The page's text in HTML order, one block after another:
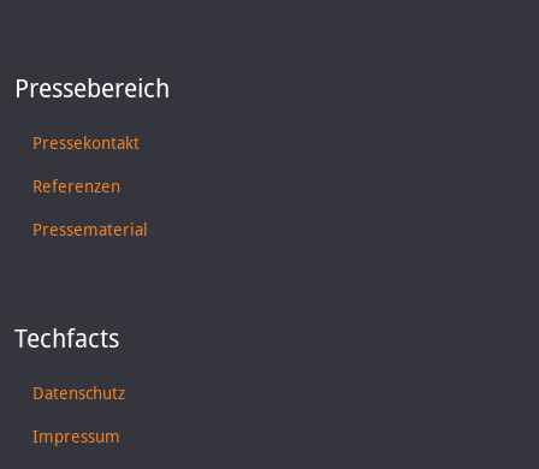
Pressebereich
Pressekontakt
Referenzen
Pressematerial
Techfacts
Datenschutz
Impressum